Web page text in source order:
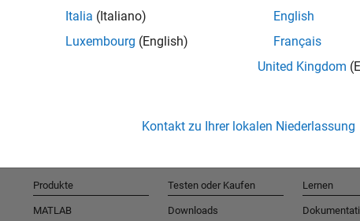
Italia (Italiano)
Luxembourg (English)
English
Français
United Kingdom
Kontakt zu Ihrer lokalen Niederlassung
Produkte
MATLAB
Testen oder Kaufen
Downloads
Lernen